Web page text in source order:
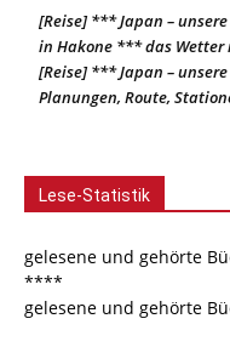
[Reise] *** Japan –
in Hakone *** das Wetter
[Reise] *** Japan –
Planungen, Route,
Lese-Statistik
gelesene und gehörte
****
gelesene und gehörte